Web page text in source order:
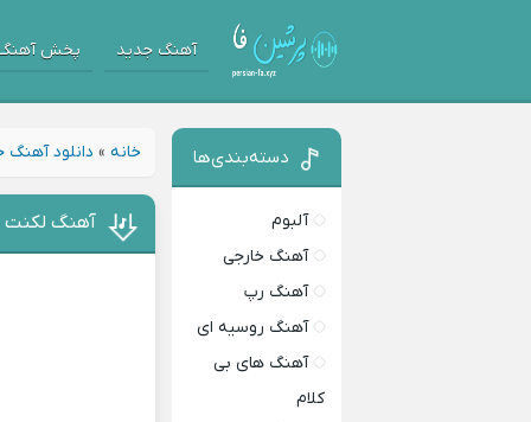
آهنگ جدید پخش
خانه » دانلود آهنگ
آهنگ لکنت
دسته‌بندی‌ها
آلبوم
آهنگ خارجی
آهنگ رپ
آهنگ روسیه ای
آهنگ های بی
کلام